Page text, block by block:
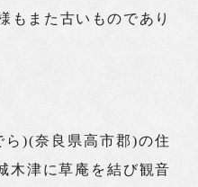
もまた古いものであり
ら)(奈良県高市郡)の住
木津に草庵を結び観音